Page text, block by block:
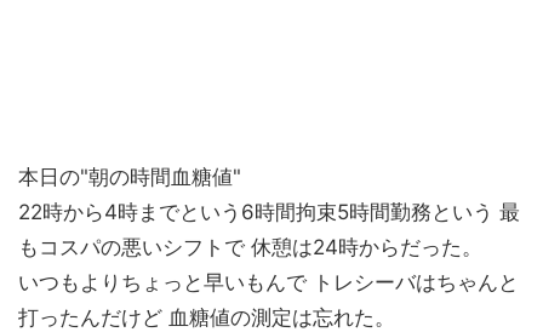
本日の"朝の時間血糖値"
22時から4時までという6時間拘束5時間勤務という 最
もコスパの悪いシフトで 休憩は24時からだった。
いつもよりちょっと早いもんで トレシーバはちゃんと
打ったんだけど 血糖値の測定は忘れた。